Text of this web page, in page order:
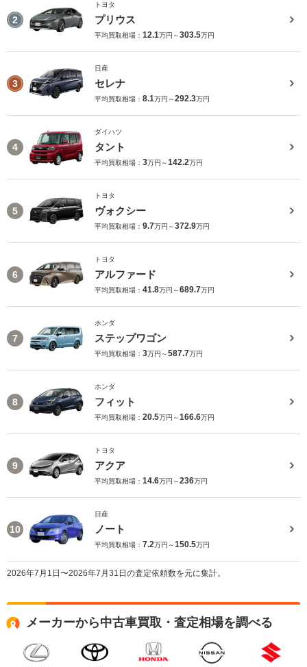
2
トヨタ
プリウス
平均買取相場： 12.1万円～303.5万円
3
日産
セレナ
平均買取相場： 8.1万円～292.3万円
4
ダイハツ
タント
平均買取相場： 3万円～142.2万円
5
トヨタ
ヴォクシー
平均買取相場： 9.7万円～372.9万円
6
トヨタ
アルファード
平均買取相場： 41.8万円～689.7万円
7
ホンダ
ステップワゴン
平均買取相場： 3万円～587.7万円
8
ホンダ
フィット
平均買取相場： 20.5万円～166.6万円
9
トヨタ
アクア
平均買取相場： 14.6万円～236万円
10
日産
ノート
平均買取相場： 7.2万円～150.5万円
2026年7月1日〜2026年7月31日の査定依頼数を元に集計。
メーカーから中古車買取・査定相場を調べる